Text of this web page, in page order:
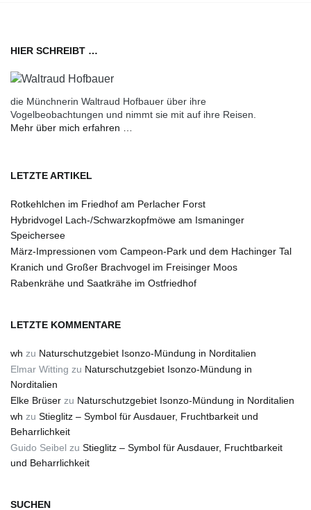
HIER SCHREIBT …
die Münchnerin Waltraud Hofbauer über ihre
Vogelbeobachtungen und nimmt sie mit auf ihre Reisen.
Mehr über mich erfahren …
LETZTE ARTIKEL
Rotkehlchen im Friedhof am Perlacher Forst
Hybridvogel Lach-/Schwarzkopfmöwe am Ismaninger
Speichersee
März-Impressionen vom Campeon-Park und dem Hachinger Tal
Kranich und Großer Brachvogel im Freisinger Moos
Rabenkrähe und Saatkrähe im Ostfriedhof
LETZTE KOMMENTARE
wh zu Naturschutzgebiet Isonzo-Mündung in Norditalien
Elmar Witting zu Naturschutzgebiet Isonzo-Mündung in
Norditalien
Elke Brüser zu Naturschutzgebiet Isonzo-Mündung in Norditalien
wh zu Stieglitz – Symbol für Ausdauer, Fruchtbarkeit und
Beharrlichkeit
Guido Seibel zu Stieglitz – Symbol für Ausdauer, Fruchtbarkeit
und Beharrlichkeit
SUCHEN